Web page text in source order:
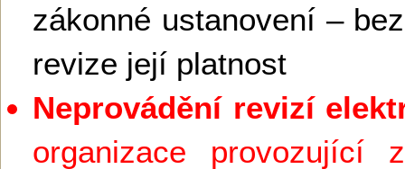
zákonné ustanovení –
revize její platnost
Neprovádění revizí
organizace